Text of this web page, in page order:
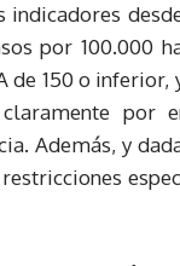
indicadores
por 100.000
de 150 o inferior,
por
Además, y